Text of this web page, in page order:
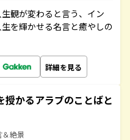
観が変わると言う、イン
を輝かせる名言と癒やしの
詳細を見る
授かるアラブのことばと
＆絶景